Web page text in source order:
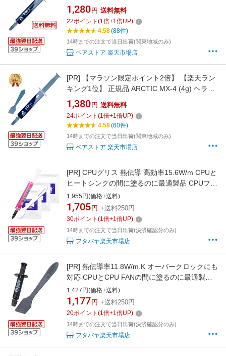
リス 熱伝導グリス 低熱抵抗 低粘性 長期不硬化
非導電性 サーマルコンパウンド シリコングリ
ス 送料無料
1,280 円 送料無料
22ポイント (1倍+1倍UP)
4.58(88件)
14時までの注文で当日出荷(関東地域のみ)
ベアストア 楽天市場店
[PR]
【マラソン限定ポイント2倍】 【楽天ラン
キング1位】 正規品 ARCTIC MX-4 (4g) ヘラ付
き CPU グリス 熱伝導グリス 低熱抵抗 低粘性
長期不硬化 非導電性 サーマルコンパウンド シ
リコングリス
1,380 円 送料無料
24ポイント (1倍+1倍UP)
4.58(60件)
14時までの注文で当日出荷(関東地域のみ)
ベアストア 楽天市場店
[PR] CPUグリス 熱伝導 高効率15.6W/m CPUと
ヒートシンクの間に塗るのに最適製品 CPUファ
ン取付 メンテナンス 塗布用ヘラ付き グリス拭
取り紙付き 高い冷却効果 ゲーミングPC 動画編
集PC AINEX HTC-04
1,955円(価格+送料)
1,705 円 +送料250円
30ポイント (1倍+1倍UP)
14時までの注文で当日出荷(決済確認分のみ)
フタバヤ楽天市場店
[PR] 熱伝導率11.8W/m.K オーバークロックにも
対応 CPUとCPU FANの間に塗るのに最適製品
硬化しない シリコーンフリーで軽量 低温度下
(-200℃～350℃)でも使用可能 注射器タイプ 塗
布用ヘラ付き AINEX アイネックス GS-09A
1,427円(価格+送料)
1,177 円 +送料250円
20ポイント (1倍+1倍UP)
14時までの注文で当日出荷(決済確認分のみ)
フタバヤ楽天市場店